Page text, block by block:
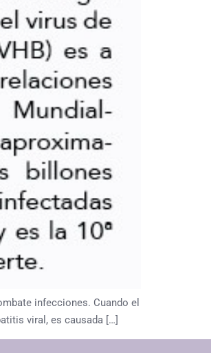
infecciones. Cuando el
viral, es causada […]